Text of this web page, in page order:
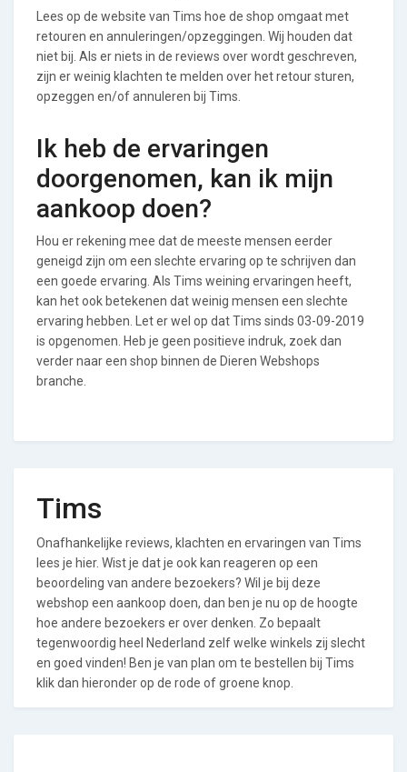
Lees op de website van Tims hoe de shop omgaat met
retouren en annuleringen/opzeggingen. Wij houden dat
niet bij. Als er niets in de reviews over wordt geschreven,
zijn er weinig klachten te melden over het retour sturen,
opzeggen en/of annuleren bij Tims.
Ik heb de ervaringen
doorgenomen, kan ik mijn
aankoop doen?
Hou er rekening mee dat de meeste mensen eerder
geneigd zijn om een slechte ervaring op te schrijven dan
een goede ervaring. Als Tims weining ervaringen heeft,
kan het ook betekenen dat weinig mensen een slechte
ervaring hebben. Let er wel op dat Tims sinds 03-09-2019
is opgenomen. Heb je geen positieve indruk, zoek dan
verder naar een shop binnen de Dieren Webshops
branche.
Tims
Onafhankelijke reviews, klachten en ervaringen van Tims
lees je hier. Wist je dat je ook kan reageren op een
beoordeling van andere bezoekers? Wil je bij deze
webshop een aankoop doen, dan ben je nu op de hoogte
hoe andere bezoekers er over denken. Zo bepaalt
tegenwoordig heel Nederland zelf welke winkels zij slecht
en goed vinden! Ben je van plan om te bestellen bij Tims
klik dan hieronder op de rode of groene knop.